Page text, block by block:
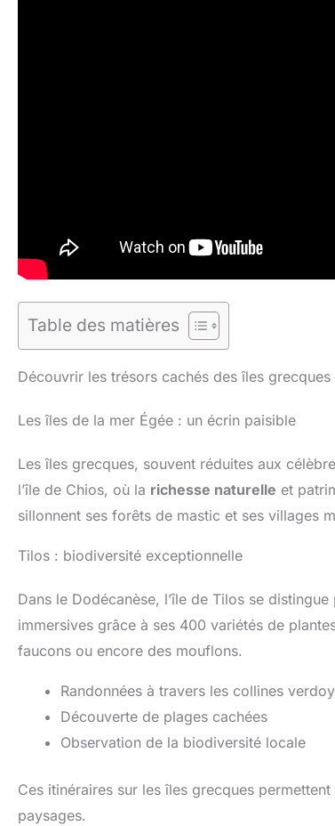
Table des matières
Découvrir les trésors cachés des îles grecques
Les îles de la mer Égée : un écrin paisible
Les îles grecques, souvent réduites aux
l’île de Chios, où la richesse naturelle et
sillonnent ses forêts de mastic et ses villages
Tilos : biodiversité exceptionnelle
Dans le Dodécanèse, l’île de Tilos se
immersives grâce à ses 400 variétés de
faucons ou encore des mouflons.
Randonnées à travers les collines
Découverte de plages cachées
Observation de la biodiversité locale
Ces itinéraires sur les îles grecques
paysages.